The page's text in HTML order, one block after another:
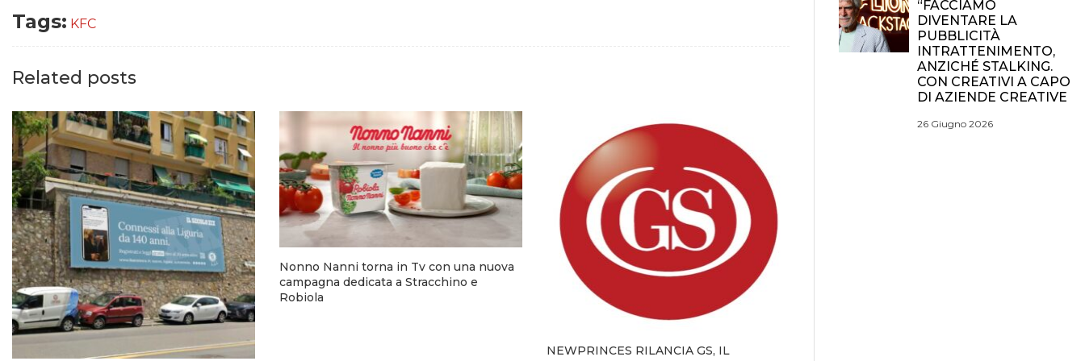
Tags: KFC
Related posts
Nonno Nanni torna in Tv con una nuova
campagna dedicata a Stracchino e
Robiola
NEWPRINCES RILANCIA GS, IL
“FACCIAMO
DIVENTARE LA
PUBBLICITÀ
INTRATTENIMENTO,
ANZICHÉ STALKING.
CON CREATIVI A CAPO
DI AZIENDE CREATIVE
26 Giugno 2026